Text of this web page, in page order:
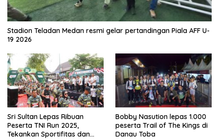
Stadion Teladan Medan resmi gelar pertandingan Piala AFF U-
19 2026
Sri Sultan Lepas Ribuan
Peserta TNI Run 2025,
Tekankan Sportifitas dan
Bobby Nasution lepas 1.000
peserta Trail of The Kings di
Danau Toba